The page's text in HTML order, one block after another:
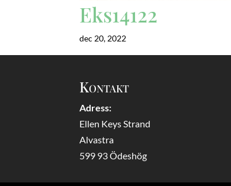
Eks14122
dec 20, 2022
Kontakt
Adress:
Ellen Keys Strand
Alvastra
599 93 Ödeshög